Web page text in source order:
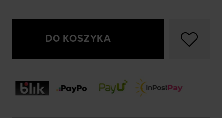
DO KOSZYKA